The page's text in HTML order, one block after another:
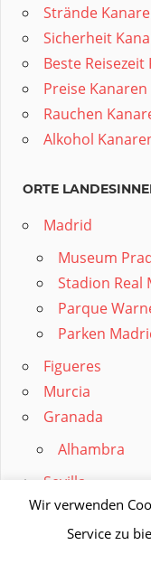
Strände
Sicherheit
Beste
Preise Kanaren
Rauchen
Alkohol
ORTE
Madrid
Museum
Stadion Real
Parque
Parken
Figueres
Murcia
Granada
Alhambra
Sevilla
Alcazar Palast
Parken in
Wir verwenden
Service zu